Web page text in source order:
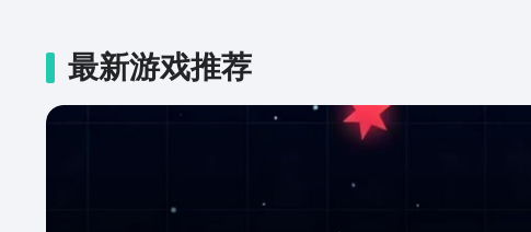
最新游戏推荐